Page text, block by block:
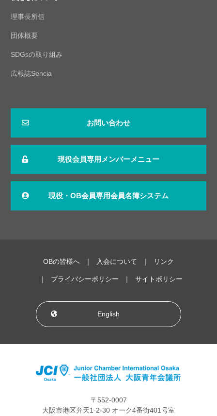
理事長所信
団体概要
SDGsの取り組み
広報誌Sencia
お問い合わせ
現役会員専用メンバーメニュー
現役・OB会員専用会員名簿システム
OBの皆様へ 入会について リンク
プライバシーポリシー サイトポリシー
English
〒552-0007
大阪市港区弁天1-2-30 オーク4番街401号室